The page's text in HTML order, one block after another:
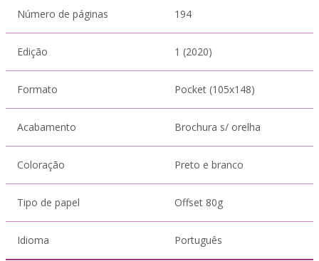
Número de páginas 194
Edição 1 (2020)
Formato Pocket (105x148)
Acabamento Brochura s/ orelha
Coloração Preto e branco
Tipo de papel Offset 80g
Idioma Português